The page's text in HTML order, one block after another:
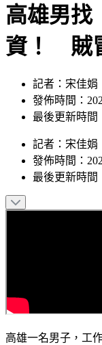
高雄男找
資！ 賊
記者：宋佳娟
發佈時間：
最後更新時間
記者 ： 宋佳娟
發佈時間：
最後更新時間
高雄一名男子，工